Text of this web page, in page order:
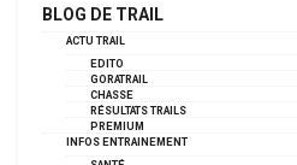
BLOG DE TRAIL
ACTU TRAIL
EDITO
GORATRAIL
CHASSE
RÉSULTATS TRAILS
PREMIUM
INFOS ENTRAINEMENT